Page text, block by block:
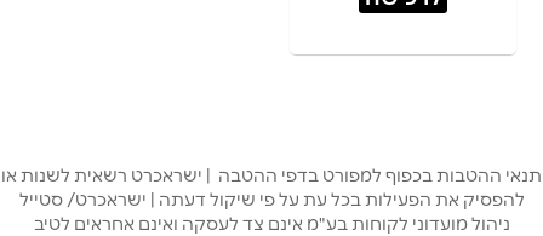
תנאי ההטבות בכפוף למפורט בדפי ההטבה | ישראכרט רשאית לשנות או
להפסיק את הפעילות בכל עת על פי שיקול דעתה | ישראכרט/ סטייל
ניהול מועדוני לקוחות בע"מ אינם צד לעסקה ואינם אחראים לטיב